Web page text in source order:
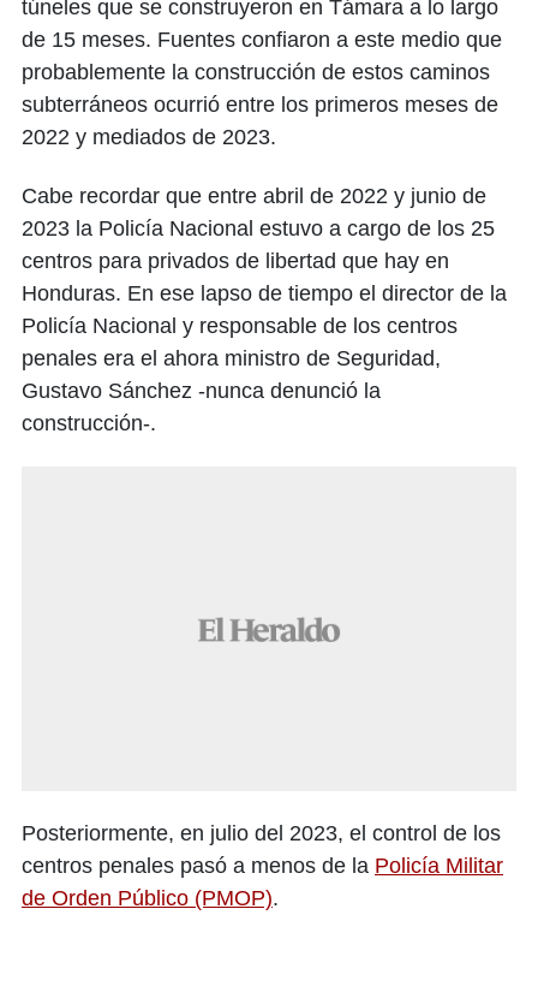
túneles que se construyeron en Támara a lo largo
de 15 meses. Fuentes confiaron a este medio que
probablemente la construcción de estos caminos
subterráneos ocurrió entre los primeros meses de
2022 y mediados de 2023.
Cabe recordar que entre abril de 2022 y junio de
2023 la Policía Nacional estuvo a cargo de los 25
centros para privados de libertad que hay en
Honduras. En ese lapso de tiempo el director de la
Policía Nacional y responsable de los centros
penales era el ahora ministro de Seguridad,
Gustavo Sánchez -nunca denunció la
construcción-.
Posteriormente, en julio del 2023, el control de los
centros penales pasó a menos de la Policía Militar
de Orden Público (PMOP).